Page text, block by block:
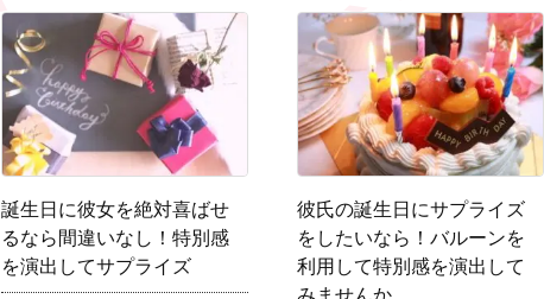
誕生日に彼女を絶対喜ばせ
るなら間違いなし！特別感
を演出してサプライズ
彼氏の誕生日にサプライズ
をしたいなら！バルーンを
利用して特別感を演出して